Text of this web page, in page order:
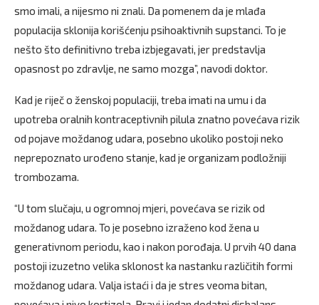
smo imali, a nijesmo ni znali. Da pomenem da je mlađa
populacija sklonija korišćenju psihoaktivnih supstanci. To je
nešto što definitivno treba izbjegavati, jer predstavlja
opasnost po zdravlje, ne samo mozga”, navodi doktor.
Kad je riječ o ženskoj populaciji, treba imati na umu i da
upotreba oralnih kontraceptivnih pilula znatno povećava rizik
od pojave moždanog udara, posebno ukoliko postoji neko
neprepoznato urođeno stanje, kad je organizam podložniji
trombozama.
“U tom slučaju, u ogromnoj mjeri, povećava se rizik od
moždanog udara. To je posebno izraženo kod žena u
generativnom periodu, kao i nakon porođaja. U prvih 40 dana
postoji izuzetno velika sklonost ka nastanku različitih formi
moždanog udara. Valja istaći i da je stres veoma bitan,